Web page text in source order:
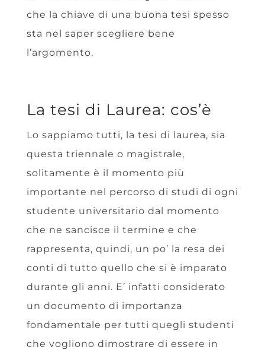
che la chiave di una buona tesi spesso
sta nel saper scegliere bene
l’argomento.
La tesi di Laurea: cos’è
Lo sappiamo tutti, la tesi di laurea, sia
questa triennale o magistrale,
solitamente è il momento più
importante nel percorso di studi di ogni
studente universitario dal momento
che ne sancisce il termine e che
rappresenta, quindi, un po’ la resa dei
conti di tutto quello che si è imparato
durante gli anni. E’ infatti considerato
un documento di importanza
fondamentale per tutti quegli studenti
che vogliono dimostrare di essere in